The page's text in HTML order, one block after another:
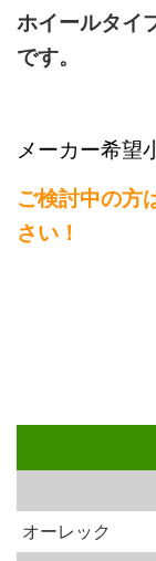
ホイールタイ
です。
メーカー希望
ご検討中の方
さい！
オーレック